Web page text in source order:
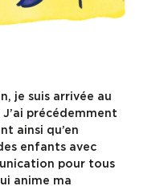
je suis arrivée au
J’ai précédemment
ainsi qu’en
enfants avec
pour tous
anime ma